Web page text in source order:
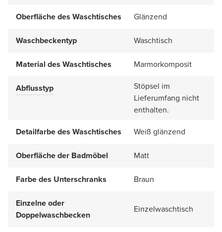
Oberfläche des Waschtisches Glänzend
Waschbeckentyp Waschtisch
Material des Waschtisches Marmorkomposit
Abflusstyp
Stöpsel im
Lieferumfang nicht
enthalten.
Detailfarbe des Waschtisches
Weiß glänzend
Oberfläche der Badmöbel Matt
Farbe des Unterschranks Braun
Einzelne oder
Doppelwaschbecken
Einzelwaschtisch